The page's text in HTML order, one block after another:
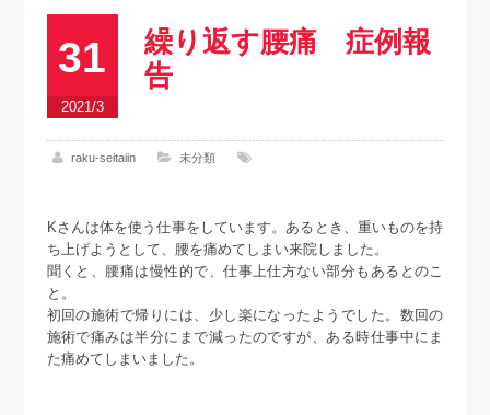
31
2021/3
繰り返す腰痛 症例報
告
raku-seitaiin 未分類
Kさんは体を使う仕事をしています。あるとき、重いものを持
ち上げようとして、腰を痛めてしまい来院しました。
聞くと、腰痛は慢性的で、仕事上仕方ない部分もあるとのこ
と。
初回の施術で帰りには、少し楽になったようでした。数回の
施術で痛みは半分にまで減ったのですが、ある時仕事中にま
た痛めてしまいました。